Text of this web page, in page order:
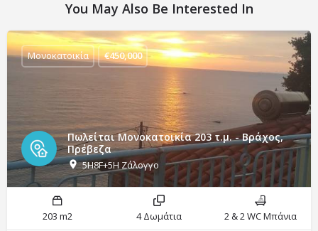
You May Also Be Interested In
Πωλείται Μονοκατοικία 203 τ.μ. - Βράχος,
Πρέβεζα
5H8F+5H Ζάλογγο
Μονοκατοικία €450,000
203 m2 4 Δωμάτια 2 & 2 WC Μπάνια